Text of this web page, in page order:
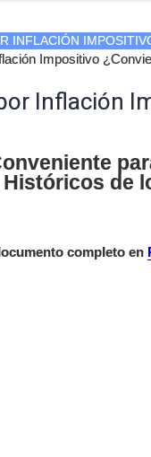
INFLACIÓN
Impositivo
Inflación
Históricos de
completo en